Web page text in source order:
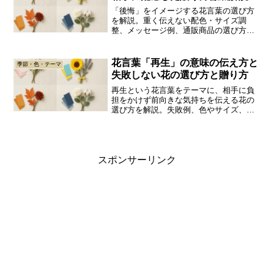
「後悔」をイメージする花言葉の選び方
を解説。重く伝えない配色・サイズ調
整、メッセージ例、通販商品の選び方、
季節・色・テーマ
花言葉「再生」の意味の伝え方と
失敗しない花の選び方と贈り方
再生という花言葉をテーマに、相手に負
担をかけず前向きな気持ちを伝える花の
選び方を解説。失敗例、色やサイズ、場
スポンサーリンク